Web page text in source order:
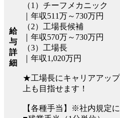
給
与
詳
細
（1）チーフメカニック
｜年収511万～730万円
（2）工場長候補
｜年収570万～730万円
（3）工場長
｜年収1,020万円
★工場長にキャリアアッ
上も目指せます！
【各種手当】※社内規定